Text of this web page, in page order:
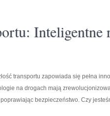
Inteligentne
transportu zapowiada się pełna
na drogach mają
poprawiając bezpieczeństwo. Czy